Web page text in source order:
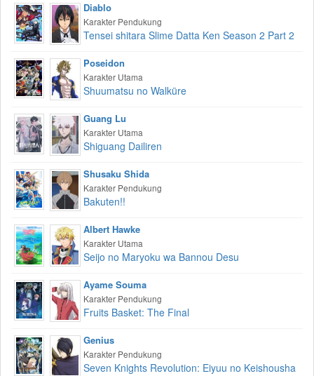
Diablo
Karakter Pendukung
Tensei shitara Slime Datta Ken Season 2 Part 2
Poseidon
Karakter Utama
Shuumatsu no Walküre
Guang Lu
Karakter Utama
Shiguang Dailiren
Shusaku Shida
Karakter Pendukung
Bakuten!!
Albert Hawke
Karakter Utama
Seijo no Maryoku wa Bannou Desu
Ayame Souma
Karakter Pendukung
Fruits Basket: The Final
Genius
Karakter Pendukung
Seven Knights Revolution: Eiyuu no Keishousha